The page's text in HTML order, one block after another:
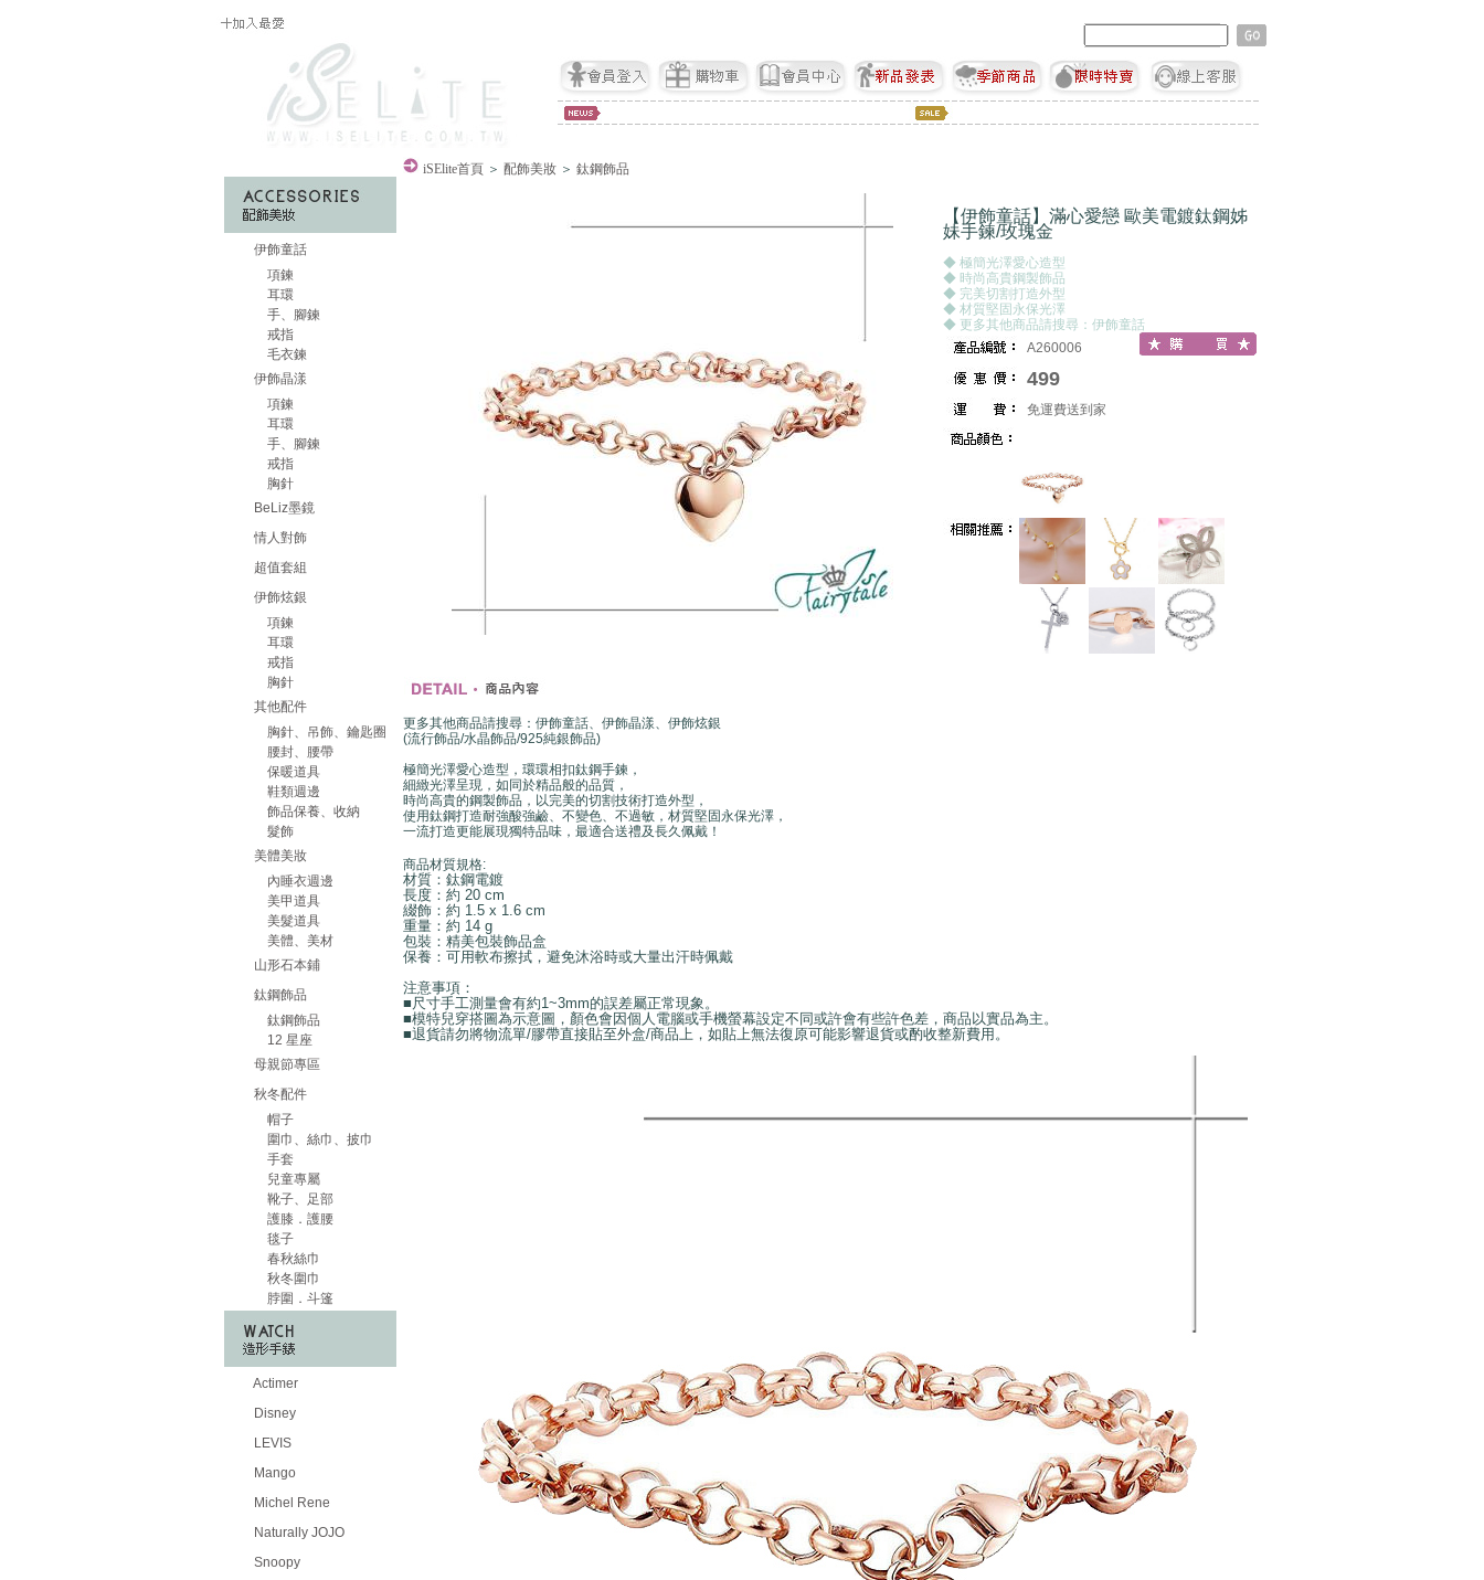
伊飾童話
項鍊
耳環
手、腳鍊
戒指
毛衣鍊
伊飾晶漾
項鍊
耳環
手、腳鍊
戒指
胸針
BeLiz墨鏡
情人對飾
超值套組
伊飾炫銀
項鍊
耳環
戒指
胸針
其他配件
胸針、吊飾、鑰匙圈
腰封、腰帶
保暖道具
鞋類週邊
飾品保養、收納
髮飾
美體美妝
內睡衣週邊
美甲道具
美髮道具
美體、美材
山形石本鋪
鈦鋼飾品
鈦鋼飾品
12 星座
母親節專區
秋冬配件
帽子
圍巾、絲巾、披巾
手套
兒童專屬
靴子、足部
護膝．護腰
毯子
春秋絲巾
秋冬圍巾
脖圍．斗篷
Actimer
Disney
LEVIS
Mango
Michel Rene
Naturally JOJO
Snoopy
iSElite首頁 ＞ 配飾美妝 ＞ 鈦鋼飾品
【伊飾童話】滿心愛戀 歐美電鍍鈦鋼姊
妹手鍊/玫瑰金
◆ 極簡光澤愛心造型
◆ 時尚高貴鋼製飾品
◆ 完美切割打造外型
◆ 材質堅固永保光澤
◆ 更多其他商品請搜尋：伊飾童話
A260006
499
免運費送到家
更多其他商品請搜尋：伊飾童話、伊飾晶漾、伊飾炫銀
(流行飾品/水晶飾品/925純銀飾品)
極簡光澤愛心造型，環環相扣鈦鋼手鍊，
細緻光澤呈現，如同於精品般的品質，
時尚高貴的鋼製飾品，以完美的切割技術打造外型，
使用鈦鋼打造耐強酸強鹼、不變色、不過敏，材質堅固永保光澤，
一流打造更能展現獨特品味，最適合送禮及長久佩戴！
商品材質規格:
材質：鈦鋼電鍍
長度：約 20 cm
綴飾：約 1.5 x 1.6 cm
重量：約 14 g
包裝：精美包裝飾品盒
保養：可用軟布擦拭，避免沐浴時或大量出汗時佩戴
注意事項：
■尺寸手工測量會有約1~3mm的誤差屬正常現象。
■模特兒穿搭圖為示意圖，顏色會因個人電腦或手機螢幕設定不同或許會有些許色差，商品以實品為主。
■退貨請勿將物流單/膠帶直接貼至外盒/商品上，如貼上無法復原可能影響退貨或酌收整新費用。